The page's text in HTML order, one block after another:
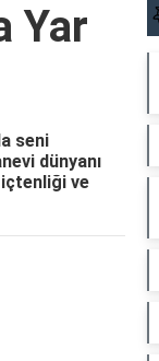
Yar
seni
dünyanı
içtenliği ve